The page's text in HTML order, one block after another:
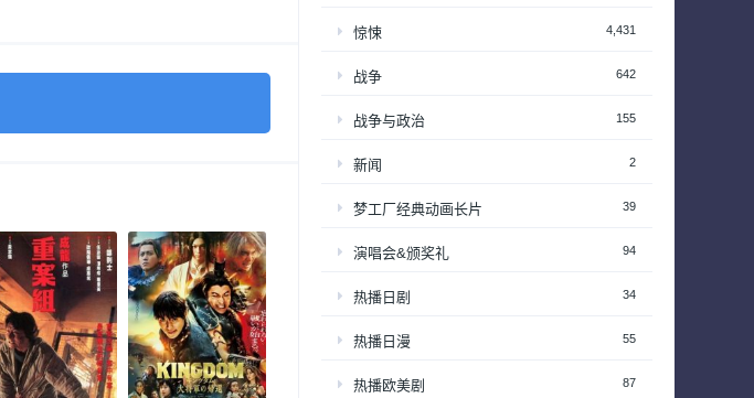
惊悚 4,431
战争 642
战争与政治 155
新闻 2
梦工厂经典动画长片 39
演唱会&颁奖礼 94
热播日剧 34
热播日漫 55
热播欧美剧 87